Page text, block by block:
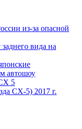
из-за опасной
вида на
автошоу
5
СХ-5) 2017 г.